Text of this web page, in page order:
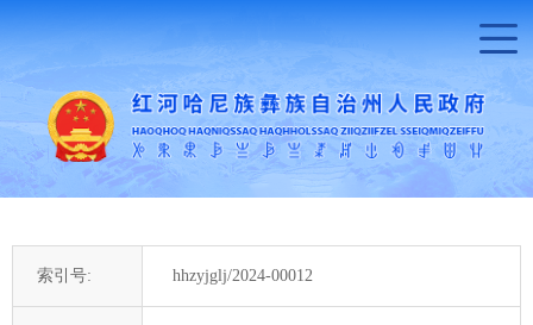
索引号: hhzyjglj/2024-00012